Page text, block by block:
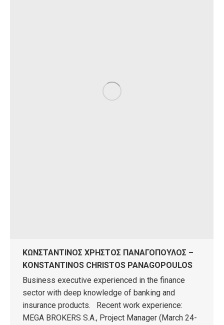
ΚΩΝΣΤΑΝΤΙΝΟΣ ΧΡΗΣΤΟΣ ΠΑΝΑΓΟΠΟΥΛΟΣ –
KONSTANTINOS CHRISTOS PANAGOPOULOS
Business executive experienced in the finance
sector with deep knowledge of banking and
insurance products. Recent work experience:
MEGA BROKERS S.A., Project Manager (March 24-